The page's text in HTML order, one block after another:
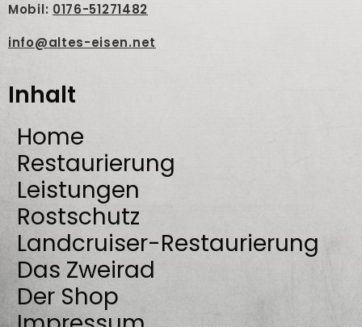
Mobil: 0176-51271482
info@altes-eisen.net
Inhalt
Home
Restaurierung
Leistungen
Rostschutz
Landcruiser-Restaurierung
Das Zweirad
Der Shop